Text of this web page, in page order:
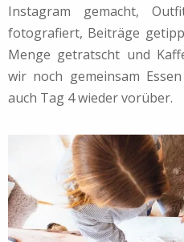
Instagram gemacht,
fotografiert, Beiträge
Menge getratscht und
wir noch gemeinsam
auch Tag 4 wieder vorüber.